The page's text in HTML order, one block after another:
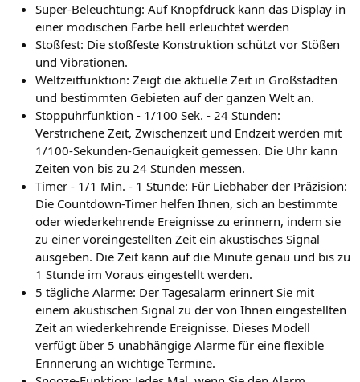
Super-Beleuchtung: Auf Knopfdruck kann das Display in
einer modischen Farbe hell erleuchtet werden
Stoßfest: Die stoßfeste Konstruktion schützt vor Stößen
und Vibrationen.
Weltzeitfunktion: Zeigt die aktuelle Zeit in Großstädten
und bestimmten Gebieten auf der ganzen Welt an.
Stoppuhrfunktion - 1/100 Sek. - 24 Stunden:
Verstrichene Zeit, Zwischenzeit und Endzeit werden mit
1/100-Sekunden-Genauigkeit gemessen. Die Uhr kann
Zeiten von bis zu 24 Stunden messen.
Timer - 1/1 Min. - 1 Stunde: Für Liebhaber der Präzision:
Die Countdown-Timer helfen Ihnen, sich an bestimmte
oder wiederkehrende Ereignisse zu erinnern, indem sie
zu einer voreingestellten Zeit ein akustisches Signal
ausgeben. Die Zeit kann auf die Minute genau und bis zu
1 Stunde im Voraus eingestellt werden.
5 tägliche Alarme: Der Tagesalarm erinnert Sie mit
einem akustischen Signal zu der von Ihnen eingestellten
Zeit an wiederkehrende Ereignisse. Dieses Modell
verfügt über 5 unabhängige Alarme für eine flexible
Erinnerung an wichtige Termine.